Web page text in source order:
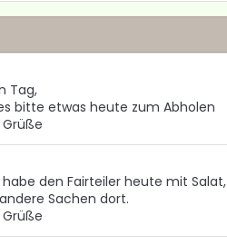
Tag,
bitte etwas heute zum Abholen
Grüße
habe den Fairteiler heute mit
Sachen dort.
Grüße